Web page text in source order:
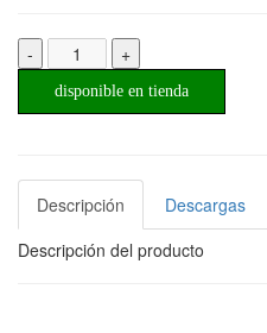
- +
disponible en tienda
Descripción
Descargas
Descripción del producto